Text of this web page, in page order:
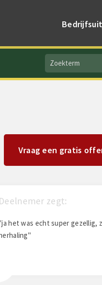
Vraag een gratis
zegt:
super gezellig, zeker voor